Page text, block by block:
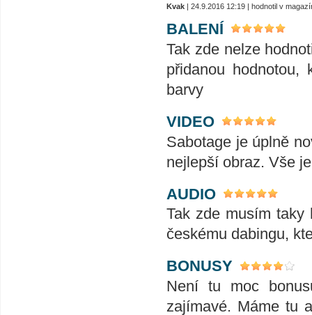
Kvak | 24.9.2016 12:19 | hodnotil v
BALENÍ
Tak zde nelze
přidanou
barvy
VIDEO
Sabotage je úplně
nejlepší obraz. Vše
AUDIO
Tak zde musím taky
českému dabingu,
BONUSY
Není tu moc
zajímavé. Máme tu